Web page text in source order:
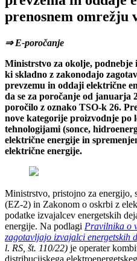
prenosnem omrežju
⇒ E-poročanje
Ministrstvo za okolje, podnebje
ki skladno z zakonodajo
prevzemu in oddaji električne
da se za poročanje od januarja
poročilo z oznako TSO‑k 26.
nove kategorije proizvodnje po
tehnologijami (sonce,
električne energije in
električne energije.
Ministrstvo, pristojno za energijo,
(EZ-2) in Zakonom o oskrbi z
podatke izvajalcev energetskih
energije. Na podlagi Pravilnika o
zagotavljajo izvajalci energetskih
l. RS, št. 110/22) je operater